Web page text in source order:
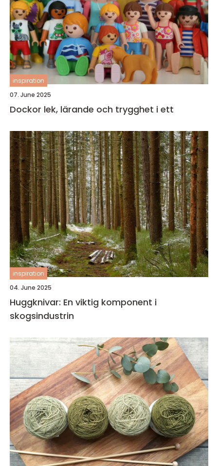
inspiration
07. June 2025
Dockor lek, lärande och trygghet i ett
inspiration
04. June 2025
Huggknivar: En viktig komponent i
skogsindustrin